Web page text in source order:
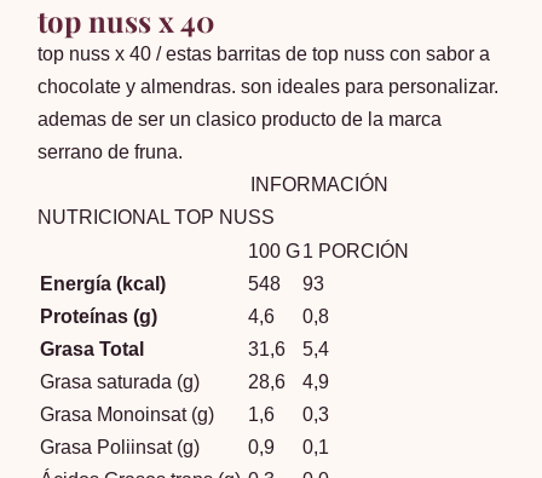
top nuss x 40
top nuss x 40 / estas barritas de top nuss con sabor a
chocolate y almendras. son ideales para personalizar.
ademas de ser un clasico producto de la marca
serrano de fruna.
INFORMACIÓN
NUTRICIONAL TOP NUSS
100 G1 PORCIÓN
Energía (kcal)
548
93
Proteínas (g)
4,6
0,8
Grasa Total
31,6
5,4
Grasa saturada (g)
28,6
4,9
Grasa Monoinsat (g)
1,6
0,3
Grasa Poliinsat (g)
0,9
0,1